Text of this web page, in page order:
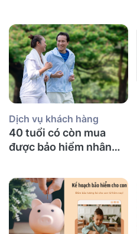
Dịch vụ khách hàng
40 tuổi có còn mua
được bảo hiểm nhân
bảo hiểm gì?